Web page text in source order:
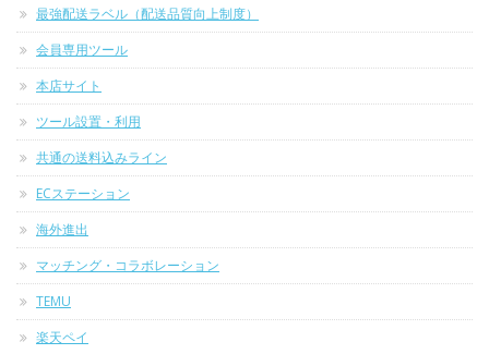
最強配送ラベル（配送品質向上制度）
会員専用ツール
本店サイト
ツール設置・利用
共通の送料込みライン
ECステーション
海外進出
マッチング・コラボレーション
TEMU
楽天ペイ